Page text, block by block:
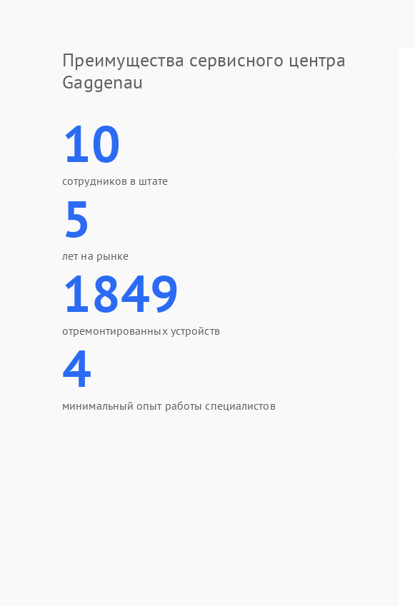
Преимущества сервисного центра
Gaggenau
10
сотрудников в штате
5
лет на рынке
1849
отремонтированных устройств
4
минимальный опыт работы специалистов